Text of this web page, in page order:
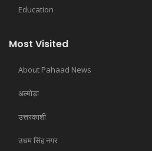
Education
Most Visited
About Pahaad News
अल्मोड़ा
उत्तरकाशी
उधम सिंह नगर